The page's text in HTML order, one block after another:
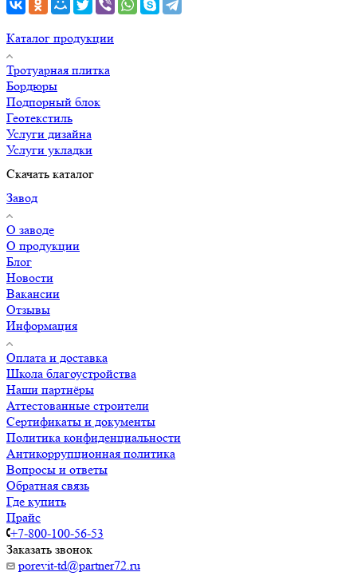
Каталог продукции
Тротуарная плитка
Бордюры
Подпорный блок
Геотекстиль
Услуги дизайна
Услуги укладки
Скачать каталог
Завод
О заводе
О продукции
Блог
Новости
Вакансии
Отзывы
Информация
Оплата и доставка
Школа благоустройства
Наши партнёры
Аттестованные строители
Сертификаты и документы
Политика конфиденциальности
Антикоррупционная политика
Вопросы и ответы
Обратная связь
Где купить
Прайс
+7-800-100-56-53
Заказать звонок
porevit-td@partner72.ru